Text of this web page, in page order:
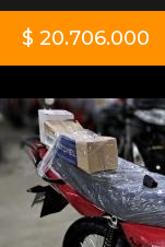
$ 20.706.000